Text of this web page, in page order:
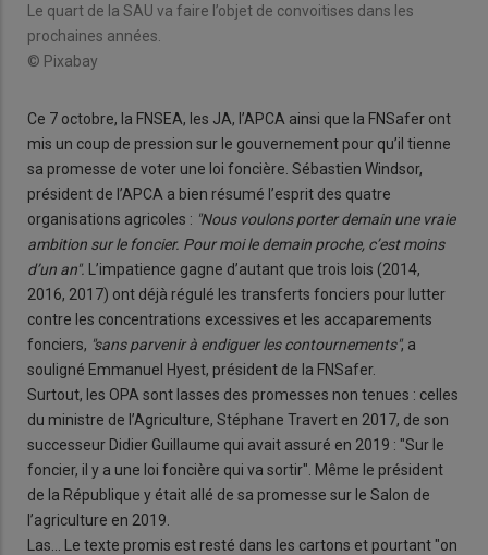
Le quart de la SAU va faire l’objet de convoitises dans les
prochaines années.
© Pixabay
Ce 7 octobre, la FNSEA, les JA, l’APCA ainsi que la FNSafer ont
mis un coup de pression sur le gouvernement pour qu’il tienne
sa promesse de voter une loi foncière. Sébastien Windsor,
président de l’APCA a bien résumé l’esprit des quatre
organisations agricoles : "Nous voulons porter demain une vraie
ambition sur le foncier. Pour moi le demain proche, c’est moins
d’un an".
L’impatience gagne d’autant que trois lois (2014,
2016, 2017) ont déjà régulé les transferts fonciers pour lutter
contre les concentrations excessives et les accaparements
fonciers, "sans parvenir à endiguer les contournements", a
souligné Emmanuel Hyest, président de la FNSafer.
Surtout, les OPA sont lasses des promesses non tenues : celles
du ministre de l’Agriculture, Stéphane Travert en 2017, de son
successeur Didier Guillaume qui avait assuré en 2019 : "Sur le
foncier, il y a une loi foncière qui va sortir". Même le président
de la République y était allé de sa promesse sur le Salon de
l’agriculture en 2019.
Las… Le texte promis est resté dans les cartons et pourtant "on